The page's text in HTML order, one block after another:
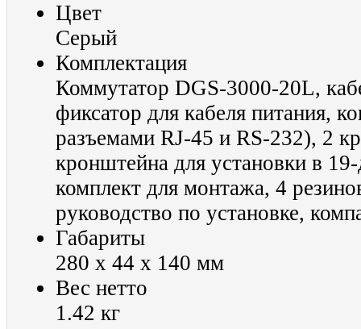
Цвет
Серый
Комплектация
Коммутатор DGS-3000-20L,
фиксатор для кабеля питания,
разъемами RJ-45 и RS-232), 2
кронштейна для установки в
комплект для монтажа, 4
руководство по установке,
Габариты
280 x 44 x 140 мм
Вес нетто
1.42 кг